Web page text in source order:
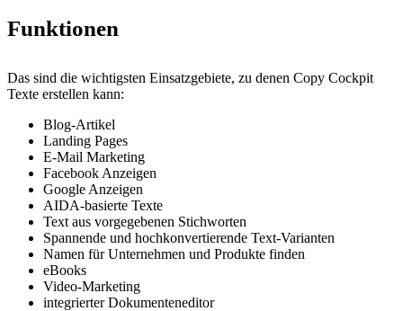
Funktionen
Das sind die wichtigsten Einsatzgebiete, zu denen Copy Cockpit
Texte erstellen kann:
Blog-Artikel
Landing Pages
E-Mail Marketing
Facebook Anzeigen
Google Anzeigen
AIDA-basierte Texte
Text aus vorgegebenen Stichworten
Spannende und hochkonvertierende Text-Varianten
Namen für Unternehmen und Produkte finden
eBooks
Video-Marketing
integrierter Dokumenteneditor